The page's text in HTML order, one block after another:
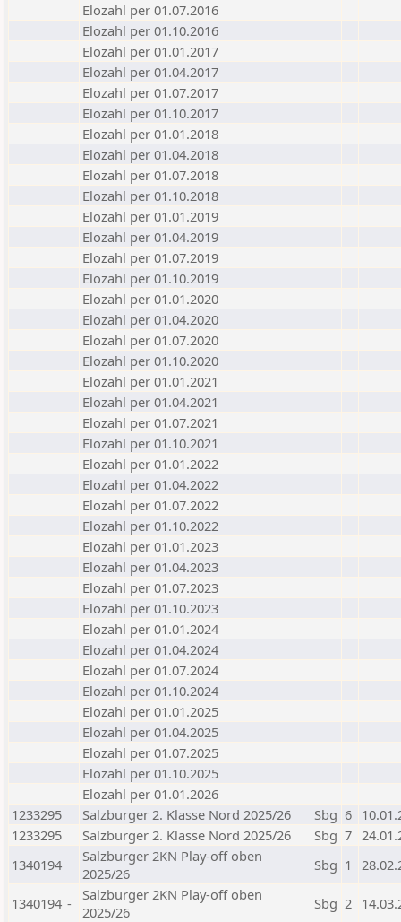
Elozahl per 01.07.2016
Elozahl per 01.10.2016
Elozahl per 01.01.2017
Elozahl per 01.04.2017
Elozahl per 01.07.2017
Elozahl per 01.10.2017
Elozahl per 01.01.2018
Elozahl per 01.04.2018
Elozahl per 01.07.2018
Elozahl per 01.10.2018
Elozahl per 01.01.2019
Elozahl per 01.04.2019
Elozahl per 01.07.2019
Elozahl per 01.10.2019
Elozahl per 01.01.2020
Elozahl per 01.04.2020
Elozahl per 01.07.2020
Elozahl per 01.10.2020
Elozahl per 01.01.2021
Elozahl per 01.04.2021
Elozahl per 01.07.2021
Elozahl per 01.10.2021
Elozahl per 01.01.2022
Elozahl per 01.04.2022
Elozahl per 01.07.2022
Elozahl per 01.10.2022
Elozahl per 01.01.2023
Elozahl per 01.04.2023
Elozahl per 01.07.2023
Elozahl per 01.10.2023
Elozahl per 01.01.2024
Elozahl per 01.04.2024
Elozahl per 01.07.2024
Elozahl per 01.10.2024
Elozahl per 01.01.2025
Elozahl per 01.04.2025
Elozahl per 01.07.2025
Elozahl per 01.10.2025
Elozahl per 01.01.2026
1233295
Salzburger 2. Klasse Nord 2025/26 Sbg 6
1233295
Salzburger 2. Klasse Nord 2025/26 Sbg 7
1340194
Salzburger 2KN Play-off oben
2025/26
Sbg 1
1340194 -
Salzburger 2KN Play-off oben
2025/26
Sbg 2